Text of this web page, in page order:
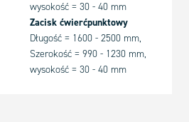
wysokość = 30 - 40 mm
Zacisk ćwierćpunktowy
Długość = 1600 - 2500 mm,
Szerokość = 990 - 1230 mm,
wysokość = 30 - 40 mm